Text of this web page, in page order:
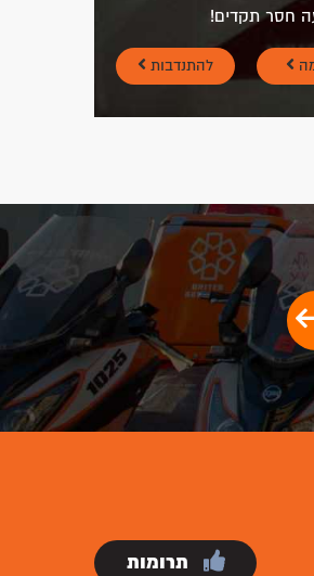
חסר תקדים!
להתנדבות
תרומות